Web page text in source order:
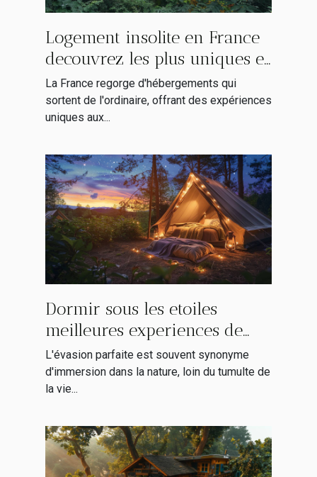
Logement insolite en France
decouvrez les plus uniques et
atypiques pour un sejour
memorable
La France regorge d'hébergements qui
sortent de l'ordinaire, offrant des expériences
uniques aux...
Dormir sous les etoiles
meilleures experiences de
glamping en Europe pour
une escapade nature
L'évasion parfaite est souvent synonyme
d'immersion dans la nature, loin du tumulte de
la vie...